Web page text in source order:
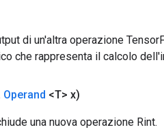
di un'altra operazione
che rappresenta il calcolo
Operand <T> x)
una nuova operazione Rint.